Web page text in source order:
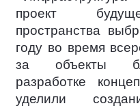
проект
пространства
году во время
за объекты
разработке
уделили